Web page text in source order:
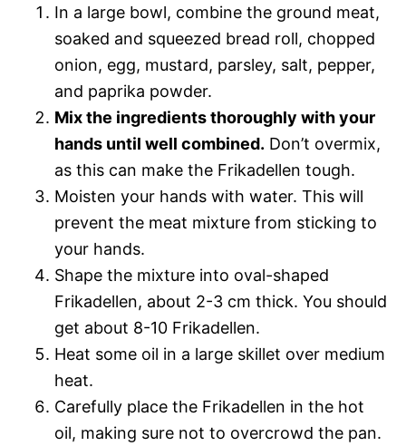
In a large bowl, combine the ground meat,
soaked and squeezed bread roll, chopped
onion, egg, mustard, parsley, salt, pepper,
and paprika powder.
Mix the ingredients thoroughly with your
hands until well combined. Don’t overmix,
as this can make the Frikadellen tough.
Moisten your hands with water. This will
prevent the meat mixture from sticking to
your hands.
Shape the mixture into oval-shaped
Frikadellen, about 2-3 cm thick. You should
get about 8-10 Frikadellen.
Heat some oil in a large skillet over medium
heat.
Carefully place the Frikadellen in the hot
oil, making sure not to overcrowd the pan.